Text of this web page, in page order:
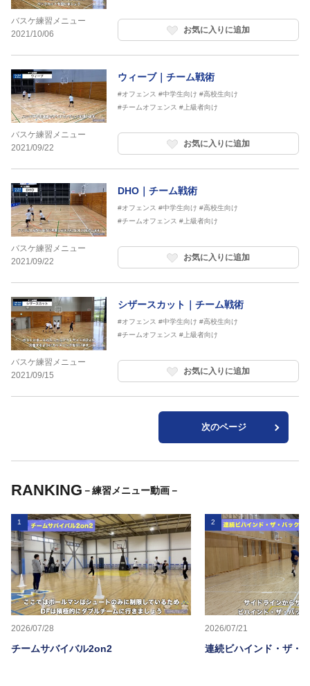
バスケ練習メニュー
2021/10/06
お気に入りに追加
バスケ練習メニュー
2021/09/22
ウィーブ｜チーム戦術
#オフェンス #中学生向け #高校生向け
#チームオフェンス #上級者向け
お気に入りに追加
バスケ練習メニュー
2021/09/22
DHO｜チーム戦術
#オフェンス #中学生向け #高校生向け
#チームオフェンス #上級者向け
お気に入りに追加
バスケ練習メニュー
2021/09/15
シザースカット｜チーム戦術
#オフェンス #中学生向け #高校生向け
#チームオフェンス #上級者向け
お気に入りに追加
次のページ
RANKING －練習メニュー動画－
1
2026/07/28
チームサバイバル2on2
2
2026/07/21
連続ビハインド・ザ・